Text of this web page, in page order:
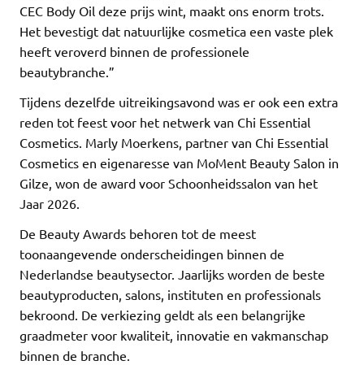
CEC Body Oil deze prijs wint, maakt ons enorm trots.
Het bevestigt dat natuurlijke cosmetica een vaste plek
heeft veroverd binnen de professionele
beautybranche.”
Tijdens dezelfde uitreikingsavond was er ook een extra
reden tot feest voor het netwerk van Chi Essential
Cosmetics. Marly Moerkens, partner van Chi Essential
Cosmetics en eigenaresse van MoMent Beauty Salon in
Gilze, won de award voor Schoonheidssalon van het
Jaar 2026.
De Beauty Awards behoren tot de meest
toonaangevende onderscheidingen binnen de
Nederlandse beautysector. Jaarlijks worden de beste
beautyproducten, salons, instituten en professionals
bekroond. De verkiezing geldt als een belangrijke
graadmeter voor kwaliteit, innovatie en vakmanschap
binnen de branche.